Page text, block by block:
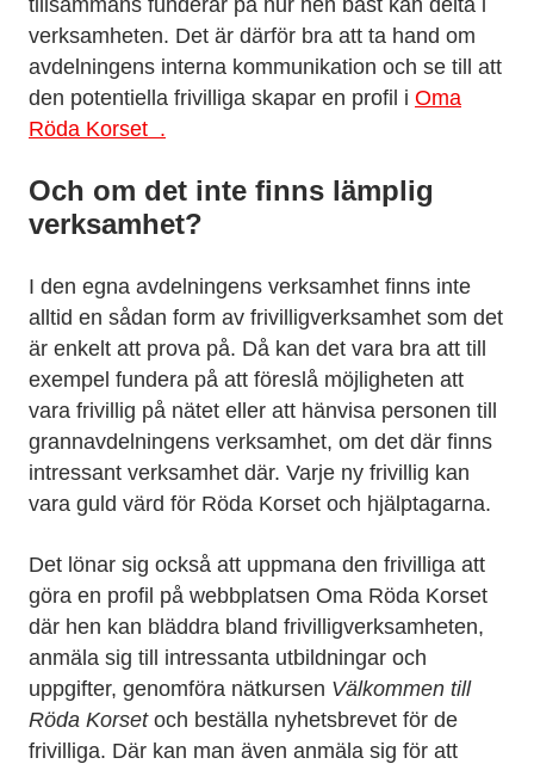
verksamheten. Det är därför bra att ta hand om
avdelningens interna kommunikation och se till att
den potentiella frivilliga skapar en profil i Oma
Röda Korset .
Och om det inte finns lämplig
verksamhet?
I den egna avdelningens verksamhet finns inte
alltid en sådan form av frivilligverksamhet som det
är enkelt att prova på. Då kan det vara bra att till
exempel fundera på att föreslå möjligheten att
vara frivillig på nätet eller att hänvisa personen till
grannavdelningens verksamhet, om det där finns
intressant verksamhet där. Varje ny frivillig kan
vara guld värd för Röda Korset och hjälptagarna.
Det lönar sig också att uppmana den frivilliga att
göra en profil på webbplatsen Oma Röda Korset
där hen kan bläddra bland frivilligverksamheten,
anmäla sig till intressanta utbildningar och
uppgifter, genomföra nätkursen Välkommen till
Röda Korset och beställa nyhetsbrevet för de
frivilliga. Där kan man även anmäla sig för att